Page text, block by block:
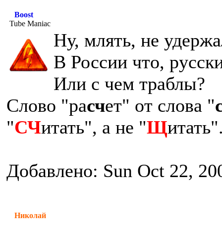
Boost
Tube Maniac
Ну, млять, не
В России что,
Или с чем траблы?
Слово "расчет" от слова "
"СЧитать", а не "Щ
Добавлено: Sun Oct 22,
Николай